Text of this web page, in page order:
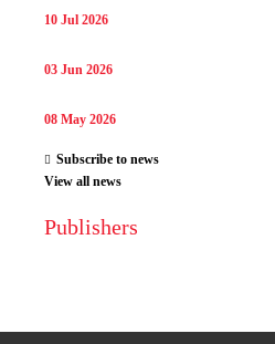
10 Jul 2026
03 Jun 2026
08 May 2026
Subscribe to news
View all news
Publishers